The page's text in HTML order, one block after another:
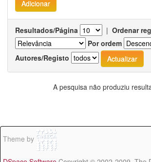
Resultados/Página | Ordenar
Por ordem
Autores/Registo
A pesquisa não produziu
Theme by